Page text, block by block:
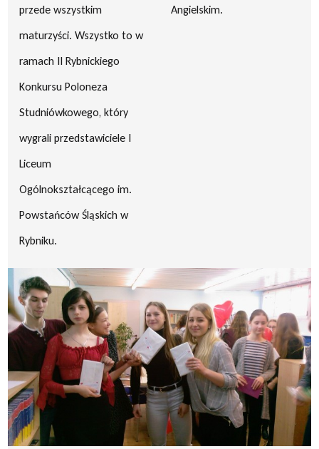
przede wszystkim
maturzyści. Wszystko to w
ramach II Rybnickiego
Konkursu Poloneza
Studniówkowego, który
wygrali przedstawiciele I
Liceum
Ogólnokształcącego im.
Powstańców Śląskich w
Rybniku.
Angielskim.